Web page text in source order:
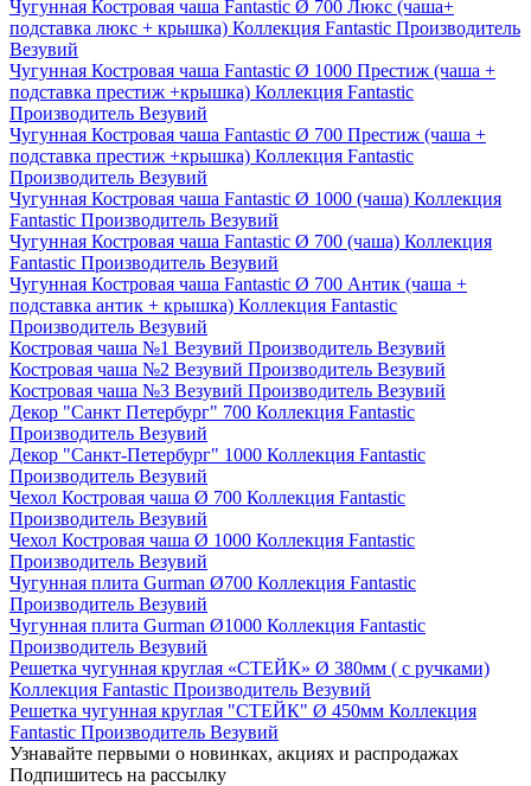
Чугунная Костровая чаша Fantastic Ø 700 Люкс (чаша+
подставка люкс + крышка) Коллекция Fantastic Производитель
Везувий
Чугунная Костровая чаша Fantastic Ø 1000 Престиж (чаша +
подставка престиж +крышка) Коллекция Fantastic
Производитель Везувий
Чугунная Костровая чаша Fantastic Ø 700 Престиж (чаша +
подставка престиж +крышка) Коллекция Fantastic
Производитель Везувий
Чугунная Костровая чаша Fantastic Ø 1000 (чаша) Коллекция
Fantastic Производитель Везувий
Чугунная Костровая чаша Fantastic Ø 700 (чаша) Коллекция
Fantastic Производитель Везувий
Чугунная Костровая чаша Fantastic Ø 700 Антик (чаша +
подставка антик + крышка) Коллекция Fantastic
Производитель Везувий
Костровая чаша №1 Везувий Производитель Везувий
Костровая чаша №2 Везувий Производитель Везувий
Костровая чаша №3 Везувий Производитель Везувий
Декор "Санкт Петербург" 700 Коллекция Fantastic
Производитель Везувий
Декор "Санкт-Петербург" 1000 Коллекция Fantastic
Производитель Везувий
Чехол Костровая чаша Ø 700 Коллекция Fantastic
Производитель Везувий
Чехол Костровая чаша Ø 1000 Коллекция Fantastic
Производитель Везувий
Чугунная плита Gurman Ø700 Коллекция Fantastic
Производитель Везувий
Чугунная плита Gurman Ø1000 Коллекция Fantastic
Производитель Везувий
Решетка чугунная круглая «СТЕЙК» Ø 380мм ( с ручками)
Коллекция Fantastic Производитель Везувий
Решетка чугунная круглая "СТЕЙК" Ø 450мм Коллекция
Fantastic Производитель Везувий
Узнавайте первыми о новинках, акциях и распродажах
Подпишитесь на рассылку